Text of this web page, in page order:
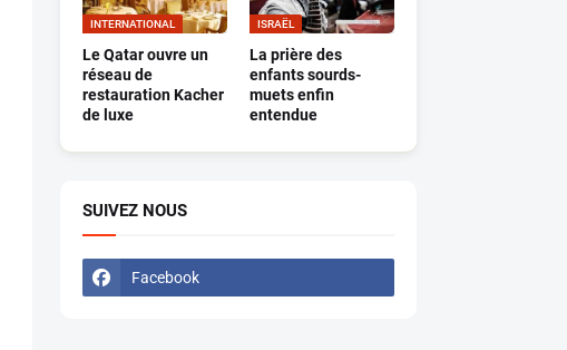
INTERNATIONAL
Le Qatar ouvre un
réseau de
restauration Kacher
de luxe
ISRAËL
La prière des
enfants sourds-
muets enfin
entendue
SUIVEZ NOUS
Facebook